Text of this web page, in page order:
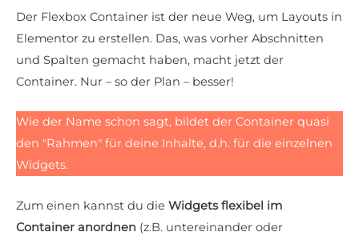
Der Flexbox Container ist der neue Weg, um Layouts in
Elementor zu erstellen. Das, was vorher Abschnitten
und Spalten gemacht haben, macht jetzt der
Container. Nur – so der Plan – besser!
Wie der Name schon sagt, bildet der Container quasi
den "Rahmen" für deine Inhalte, d.h. für die einzelnen
Widgets.
Zum einen kannst du die Widgets flexibel im
Container anordnen (z.B. untereinander oder